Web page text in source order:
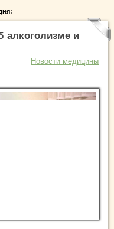
и
Новости медицины